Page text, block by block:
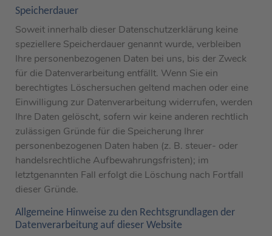
Speicherdauer
Soweit innerhalb dieser Datenschutzerklärung keine
speziellere Speicherdauer genannt wurde, verbleiben
Ihre personenbezogenen Daten bei uns, bis der Zweck
für die Datenverarbeitung entfällt. Wenn Sie ein
berechtigtes Löschersuchen geltend machen oder eine
Einwilligung zur Datenverarbeitung widerrufen, werden
Ihre Daten gelöscht, sofern wir keine anderen rechtlich
zulässigen Gründe für die Speicherung Ihrer
personenbezogenen Daten haben (z. B. steuer- oder
handelsrechtliche Aufbewahrungsfristen); im
letztgenannten Fall erfolgt die Löschung nach Fortfall
dieser Gründe.
Allgemeine Hinweise zu den Rechtsgrundlagen der
Datenverarbeitung auf dieser Website